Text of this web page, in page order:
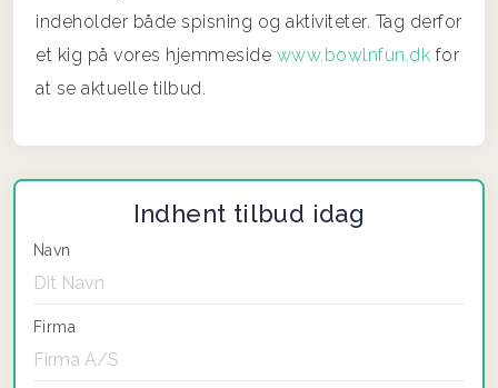
indeholder både spisning og aktiviteter. Tag derfor
et kig på vores hjemmeside www.bowlnfun.dk for
at se aktuelle tilbud.
Indhent tilbud idag
Navn
Firma